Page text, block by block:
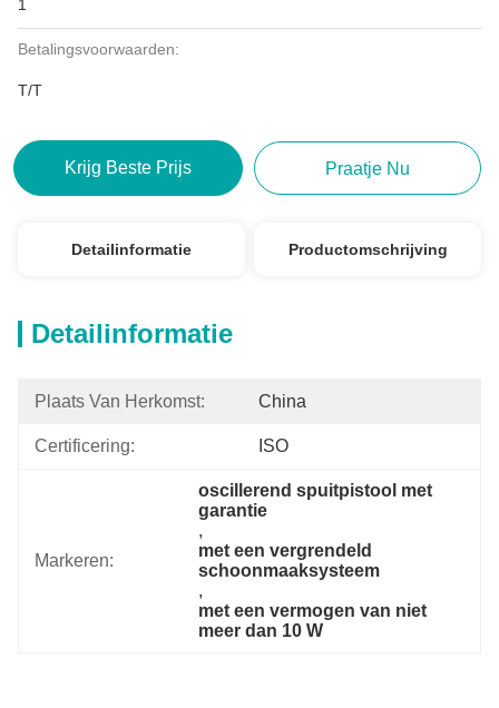
1
Betalingsvoorwaarden:
T/T
Krijg Beste Prijs Praatje Nu
Detailinformatie Productomschrijving
Detailinformatie
Plaats Van Herkomst: China
Certificering: ISO
Markeren:
oscillerend spuitpistool met
garantie
,
met een vergrendeld
schoonmaaksysteem
,
met een vermogen van niet
meer dan 10 W